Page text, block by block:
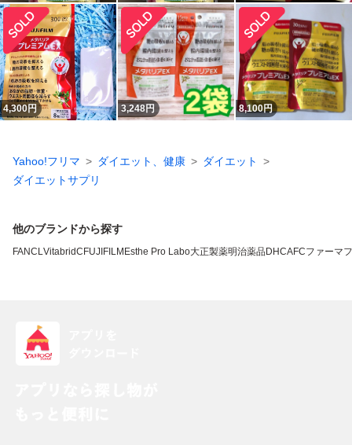
4,300円 3,248円 8,100円
Yahoo!フリマ ダイエット、健康
ダイエット
ダイエットサプリ
他のブランドから探す
FANCLVitabridC FUJIFILM Esthe Pro Labo大正製薬明治薬品DHCAFCファーマ